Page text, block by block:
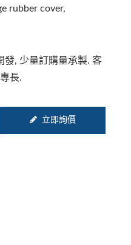
rubber cover,
發, 少量訂購量承製. 客
長.
立即詢價